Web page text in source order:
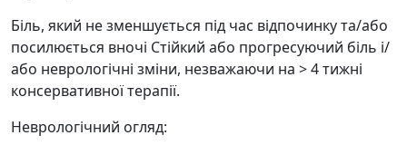
Біль, який не зменшується під час відпочинку та/або
посилюється вночі Стійкий або прогресуючий біль і/
або неврологічні зміни, незважаючи на > 4 тижні
консервативної терапії.
Неврологічний огляд: